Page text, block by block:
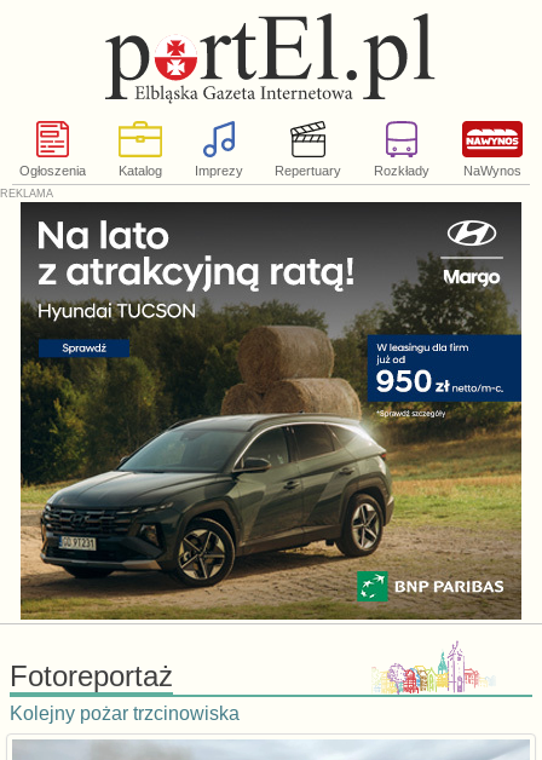
Ogłoszenia Katalog Imprezy Repertuary Rozkłady NaWynos
Fotoreportaż
Kolejny pożar trzcinowiska